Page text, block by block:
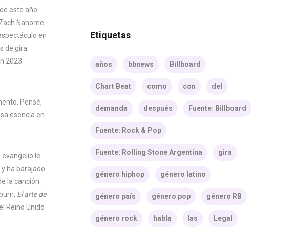
este año
Nahome
en
de gira
2023
Pensé,
esencia en
evangelio le
ha barajado
la canción
El arte de
Reino Unido
Etiquetas
años bbnews Billboard
Chart Beat como con del
demanda después Fuente: Billboard
Fuente: Rock & Pop
Fuente: Rolling Stone Argentina gira
género hiphop género latino
género país género pop género RB
género rock habla las Legal